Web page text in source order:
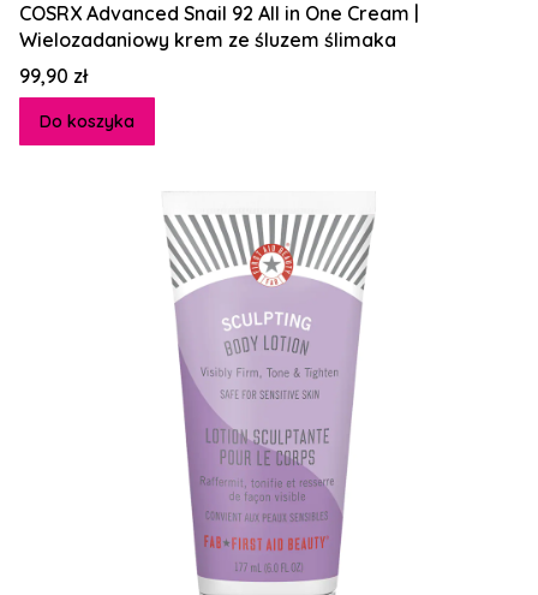
COSRX Advanced Snail 92 All in One Cream |
Wielozadaniowy krem ze śluzem ślimaka
Cena
99,90 zł
Do koszyka